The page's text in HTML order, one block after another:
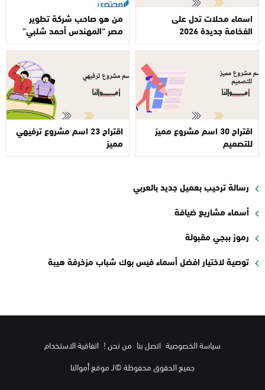
اسماء محلات تدل على
الفخامة جديدة 2026
من هو صاحب شركة تطوير
مصر “المهندس أحمد شلبي”
اقتراح 30 اسم مشروع مميز
للتصميم
اقتراح 23 اسم مشروع ترفيهي
مميز
رسالة ترحيب بعميل جديد بالعربي
أسماء مشاريع ضيافة
رموز ببجي مقبولة
توصية لاختيار افضل أسماء فيس بوك شباب مزخرفة هيبة
جميع الحقوق محفوظة ©لـ موقع أموالنا
سياسة الخصوصية اتصل بنا من نحن ! اتفاقية الاستخدام